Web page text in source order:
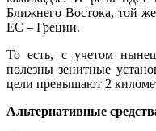
Ближнего Востока, той
ЕС – Греции.
То есть, с учетом
полезны зенитные
цели превышают 2
Альтернативные